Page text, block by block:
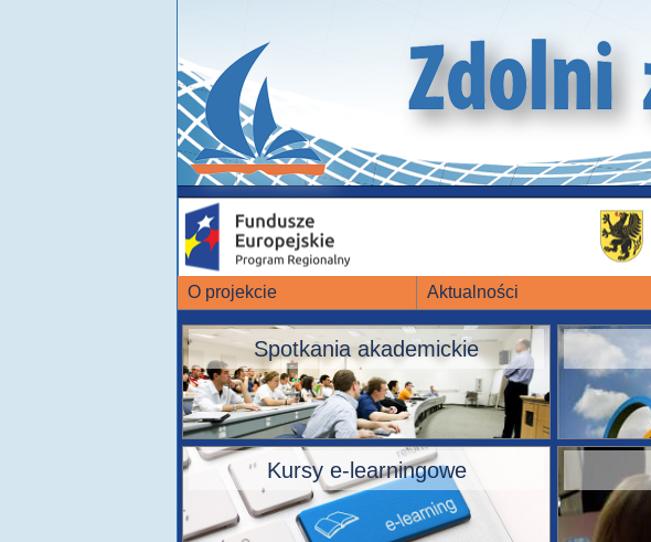
O projekcie Aktualności
Spotkania akademickie
Kursy e-learningowe